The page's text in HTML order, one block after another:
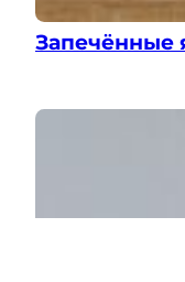
Запечённые